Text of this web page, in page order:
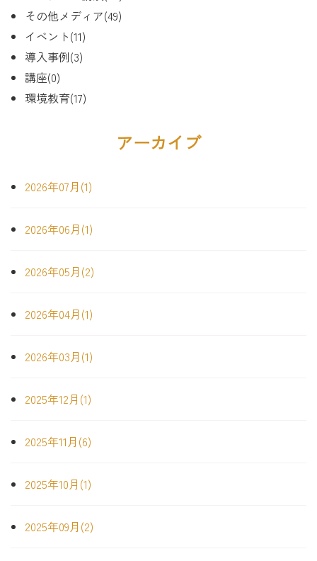
その他メディア(49)
イベント(11)
導入事例(3)
講座(0)
環境教育(17)
アーカイブ
2026年07月(1)
2026年06月(1)
2026年05月(2)
2026年04月(1)
2026年03月(1)
2025年12月(1)
2025年11月(6)
2025年10月(1)
2025年09月(2)